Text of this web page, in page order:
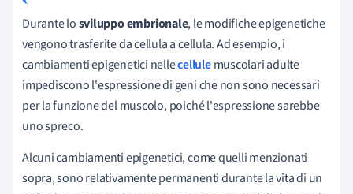
Durante losviluppo embrionale, le modifiche epigenetiche
vengono trasferite da cellula a cellula. Ad esempio, i
cambiamenti epigenetici nellecellulemuscolari adulte
impediscono l'espressione di geni che non sono necessari
per la funzione del muscolo, poiché l'espressione sarebbe
uno spreco.
Alcuni cambiamenti epigenetici, come quelli menzionati
sopra, sono relativamente permanenti durante la vita di un